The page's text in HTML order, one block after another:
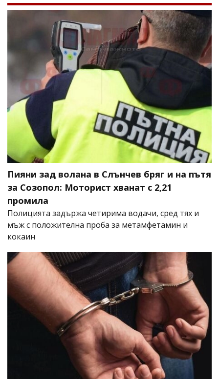
Пияни зад волана в Слънчев бряг и на пътя
за Созопол: Моторист хванат с 2,21
промила
Полицията задържа четирима водачи, сред тях и
мъж с положителна проба за метамфетамин и
кокаин